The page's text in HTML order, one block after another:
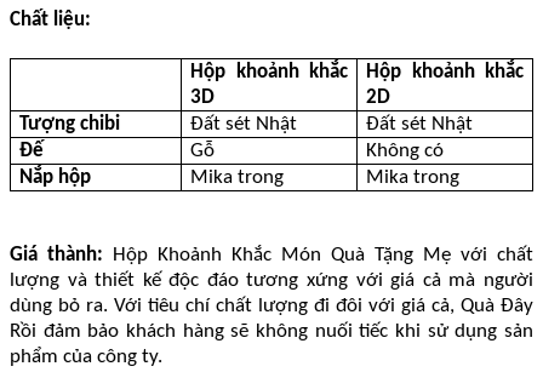
Chất liệu:
Hộp khoảnh khắc
3D
Hộp khoảnh khắc
2D
Tượng chibi
Đất sét Nhật
Đất sét Nhật
Đế
Gỗ
Không có
Nắp hộp
Mika trong Mika trong
Giá thành: Hộp Khoảnh Khắc Món Quà Tặng Mẹ với chất
lượng và thiết kế độc đáo tương xứng với giá cả mà người
dùng bỏ ra. Với tiêu chí chất lượng đi đôi với giá cả, Quà Đây
Rồi đảm bảo khách hàng sẽ không nuối tiếc khi sử dụng sản
phẩm của công ty.